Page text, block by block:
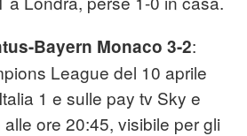
Bayern Monaco 3-2:
League del 10 aprile
1 e sulle pay tv Sky e
alle ore 20:45, visibile per gli